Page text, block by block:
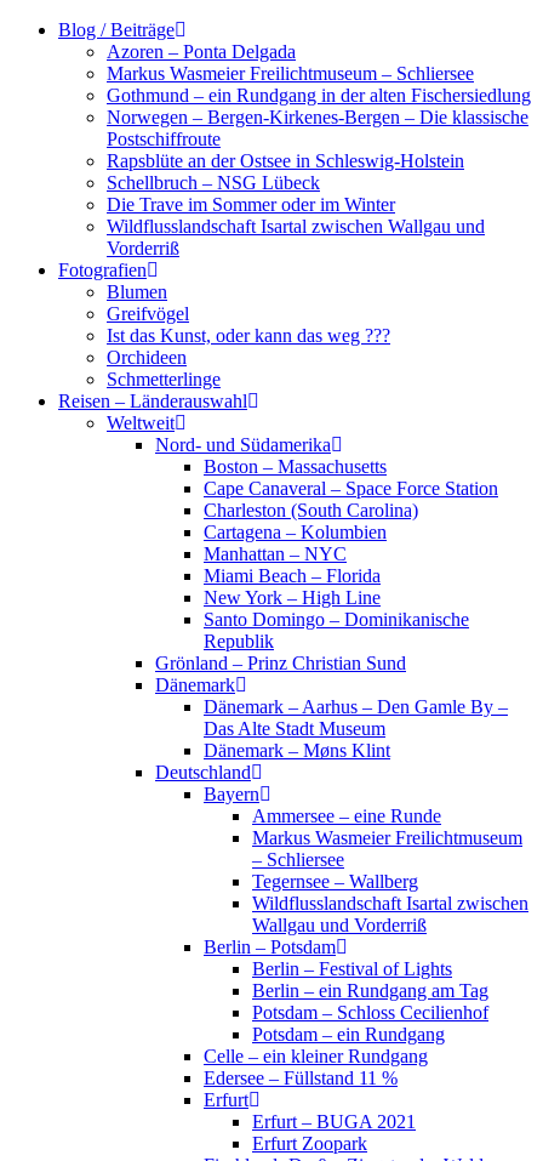
Zum
Blog / Beiträge
Azoren – Ponta Delgada
Markus Wasmeier Freilichtmuseum – Schliersee
Gothmund – ein Rundgang in der alten Fischersiedlung
Norwegen – Bergen-Kirkenes-Bergen – Die klassische
Postschiffroute
Rapsblüte an der Ostsee in Schleswig-Holstein
Schellbruch – NSG Lübeck
Die Trave im Sommer oder im Winter
Wildflusslandschaft Isartal zwischen Wallgau und
Vorderriß
Fotografien
Blumen
Greifvögel
Ist das Kunst, oder kann das weg ???
Orchideen
Schmetterlinge
Reisen – Länderauswahl
Weltweit
Nord- und Südamerika
Boston – Massachusetts
Cape Canaveral – Space Force Station
Charleston (South Carolina)
Cartagena – Kolumbien
Manhattan – NYC
Miami Beach – Florida
New York – High Line
Santo Domingo – Dominikanische
Republik
Grönland – Prinz Christian Sund
Dänemark
Dänemark – Aarhus – Den Gamle By –
Das Alte Stadt Museum
Dänemark – Møns Klint
Deutschland
Bayern
Ammersee – eine Runde
Markus Wasmeier Freilichtmuseum
– Schliersee
Tegernsee – Wallberg
Wildflusslandschaft Isartal zwischen
Wallgau und Vorderriß
Berlin – Potsdam
Berlin – Festival of Lights
Berlin – ein Rundgang am Tag
Potsdam – Schloss Cecilienhof
Potsdam – ein Rundgang
Celle – ein kleiner Rundgang
Edersee – Füllstand 11 %
Erfurt
Erfurt – BUGA 2021
Erfurt Zoopark